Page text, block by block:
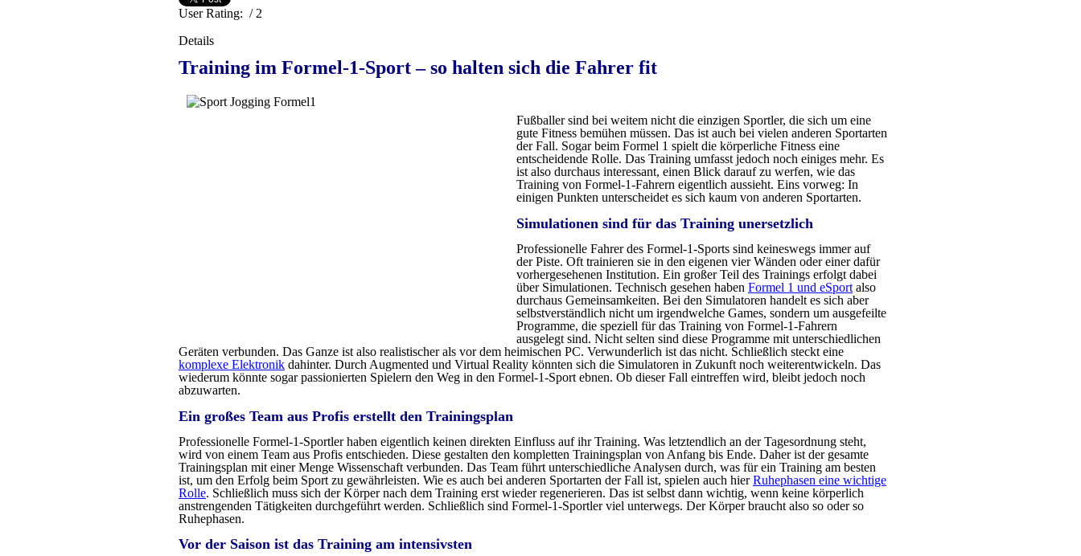
User Rating: / 2
Details
Training im Formel-1-Sport – so halten sich die Fahrer fit
Fußballer sind bei weitem nicht die einzigen Sportler, die sich um eine
gute Fitness bemühen müssen. Das ist auch bei vielen anderen Sportarten
der Fall. Sogar beim Formel 1 spielt die körperliche Fitness eine
entscheidende Rolle. Das Training umfasst jedoch noch einiges mehr. Es
ist also durchaus interessant, einen Blick darauf zu werfen, wie das
Training von Formel-1-Fahrern eigentlich aussieht. Eins vorweg: In
einigen Punkten unterscheidet es sich kaum von anderen Sportarten.
Simulationen sind für das Training unersetzlich
Professionelle Fahrer des Formel-1-Sports sind keineswegs immer auf
der Piste. Oft trainieren sie in den eigenen vier Wänden oder einer dafür
vorhergesehenen Institution. Ein großer Teil des Trainings erfolgt dabei
über Simulationen. Technisch gesehen haben Formel 1 und eSport also
durchaus Gemeinsamkeiten. Bei den Simulatoren handelt es sich aber
selbstverständlich nicht um irgendwelche Games, sondern um ausgefeilte
Programme, die speziell für das Training von Formel-1-Fahrern
ausgelegt sind. Nicht selten sind diese Programme mit unterschiedlichen
Geräten verbunden. Das Ganze ist also realistischer als vor dem heimischen PC. Verwunderlich ist das nicht. Schließlich steckt eine
komplexe Elektronik dahinter. Durch Augmented und Virtual Reality könnten sich die Simulatoren in Zukunft noch weiterentwickeln. Das
wiederum könnte sogar passionierten Spielern den Weg in den Formel-1-Sport ebnen. Ob dieser Fall eintreffen wird, bleibt jedoch noch
abzuwarten.
Ein großes Team aus Profis erstellt den Trainingsplan
Professionelle Formel-1-Sportler haben eigentlich keinen direkten Einfluss auf ihr Training. Was letztendlich an der Tagesordnung steht,
wird von einem Team aus Profis entschieden. Diese gestalten den kompletten Trainingsplan von Anfang bis Ende. Daher ist der gesamte
Trainingsplan mit einer Menge Wissenschaft verbunden. Das Team führt unterschiedliche Analysen durch, was für ein Training am besten
ist, um den Erfolg beim Sport zu gewährleisten. Wie es auch bei anderen Sportarten der Fall ist, spielen auch hierRuhephasen eine wichtige
Rolle. Schließlich muss sich der Körper nach dem Training erst wieder regenerieren. Das ist selbst dann wichtig, wenn keine körperlich
anstrengenden Tätigkeiten durchgeführt werden. Schließlich sind Formel-1-Sportler viel unterwegs. Der Körper braucht also so oder so
Ruhephasen.
Vor der Saison ist das Training am intensivsten